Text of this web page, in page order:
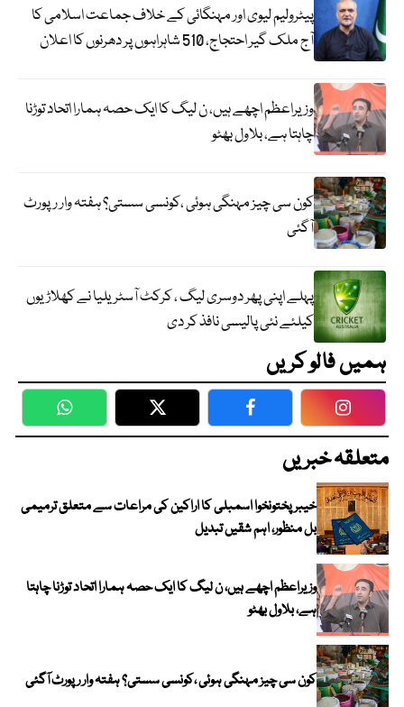
پیٹرولیم لیوی اور مہنگائی کے خلاف جماعت اسلامی کا
آج ملک گیر احتجاج، 510 شاہراہوں پر دھرنوں کا اعلان
وزیراعظم اچھے ہیں، ن لیگ کا ایک حصہ ہمارا اتحاد توڑنا
چاہتا ہے، بلاول بھٹو
کون سی چیز مہنگی ہوئی ،کونسی سستی؟ ہفتہ وار رپورٹ
آگئی
پہلے اپنی پھر دوسری لیگ ، کرکٹ آسٹریلیا نے کھلاڑیوں
کیلئے نئی پالیسی نافذ کر دی
ہمیں فالو کریں
WhatsApp Twitter Facebook
متعلقہ خبریں
خیبرپختونخوا اسمبلی کا اراکین کی مراعات سے متعلق ترمیمی
بل منظور، اہم شقیں تبدیل
وزیراعظم اچھے ہیں، ن لیگ کا ایک حصہ ہمارا اتحاد توڑنا چاہتا
ہے، بلاول بھٹو
کون سی چیز مہنگی ہوئی ،کونسی سستی؟ ہفتہ وار رپورٹ آگئی